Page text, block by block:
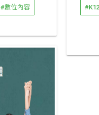
#數位內容